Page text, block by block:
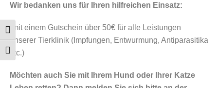
Umschalten auf hohe Kontraste
Schrift vergrößern
Wir bedanken uns für Ihren hilfreichen Einsatz:
-mit einem Gutschein über 50€ für alle Leistungen
unserer Tierklinik (Impfungen, Entwurmung, Antiparasitika
etc.)
Möchten auch Sie mit Ihrem Hund oder Ihrer Katze